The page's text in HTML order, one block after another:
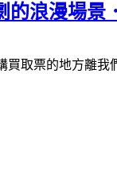
的浪漫場景
取票的地方離